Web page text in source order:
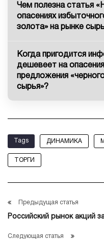
Чем полезна статья
опасениях
золота» на рынке
Когда пригодится
дешевеет на
предложения
сырья»?
Tags ДИНАМИКА
ТОРГИ
Предыдущая статья
Российский рынок акций
Следующая статья